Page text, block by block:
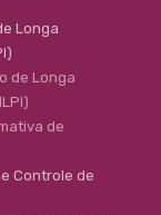
Longa
de Longa
de
Controle de